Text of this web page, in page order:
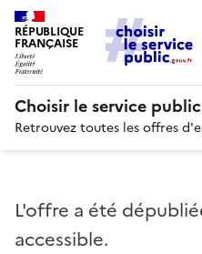
RÉPUBLIQUE
FRANÇAISE
Choisir le service public
Retrouvez toutes les offres
L'offre a été
accessible.